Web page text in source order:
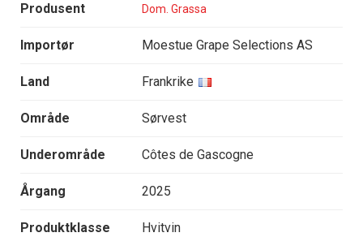
Produsent Dom. Grassa
Importør Moestue Grape Selections AS
Land Frankrike
Område Sørvest
Underområde Côtes de Gascogne
Årgang 2025
Produktklasse Hvitvin